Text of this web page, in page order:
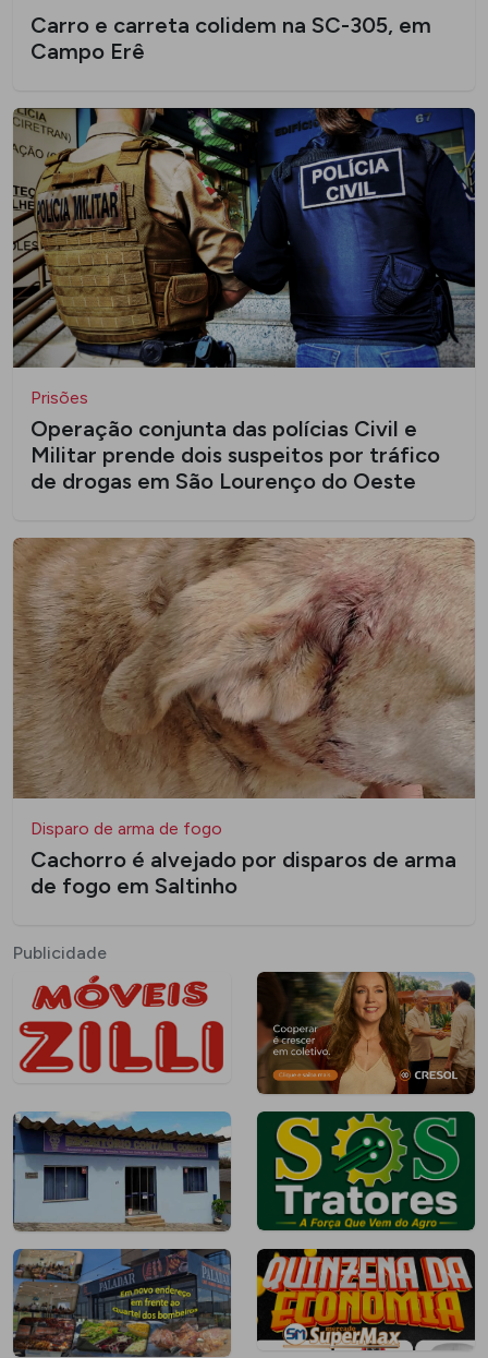
Carro e carreta colidem na SC-305, em
Campo Erê
Prisões
Operação conjunta das polícias Civil e
Militar prende dois suspeitos por tráfico
de drogas em São Lourenço do Oeste
Disparo de arma de fogo
Cachorro é alvejado por disparos de arma
de fogo em Saltinho
Publicidade